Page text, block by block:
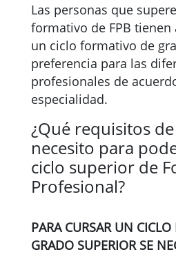
Las personas que
formativo de FPB tienen
un ciclo formativo de
preferencia para las
profesionales de
especialidad.
¿Qué requisitos
necesito para
ciclo superior de
Profesional?
PARA CURSAR UN
GRADO SUPERIOR SE